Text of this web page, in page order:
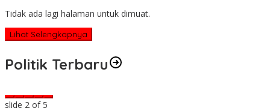
Tidak ada lagi halaman untuk dimuat.
Lihat Selengkapnya
Politik Terbaru
slide 2 of 5